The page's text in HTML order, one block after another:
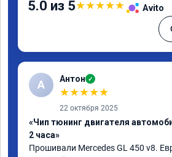
5.0 из 5★★★★★ Avito
А Антон ✓
★★★★★
22 октября 2025
«Чип тюнинг двигателя
2 часа»
Прошивали Mercedes GL 450 v8.